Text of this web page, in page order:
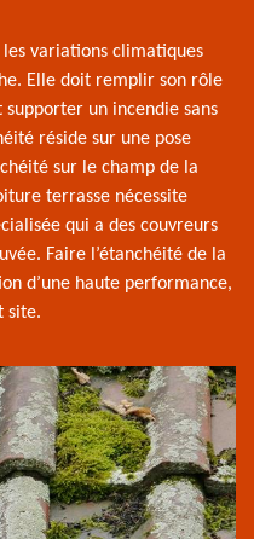
variations climatiques
Elle doit remplir son rôle
un incendie sans
réside sur une pose
sur le champ de la
terrasse nécessite
qui a des couvreurs
Faire l’étanchéité de la
d’une haute performance,
site.